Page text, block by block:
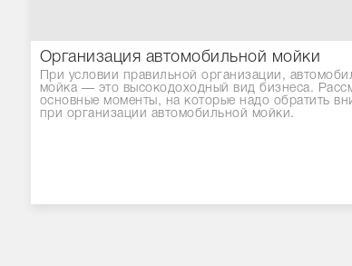
Организация автомобильной мойки
При условии правильной организации,
мойка — это высокодоходный вид бизнеса.
основные моменты, на которые надо обратить
при организации автомобильной мойки.